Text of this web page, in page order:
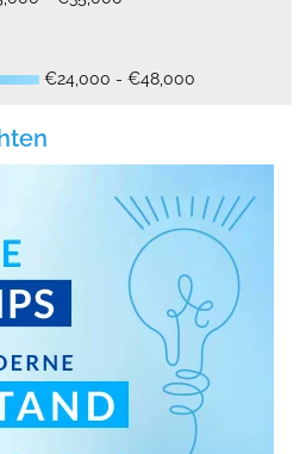
€24,000 - €48,000